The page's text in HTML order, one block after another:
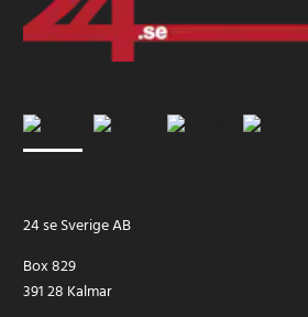
24 se Sverige AB
Box 829
391 28 Kalmar